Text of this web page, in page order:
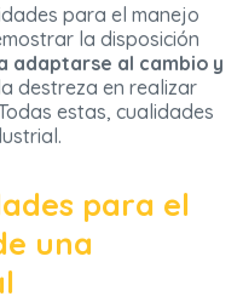
para el manejo
la disposición
adaptarse al cambio y
destreza en realizar
estas, cualidades
para el
una